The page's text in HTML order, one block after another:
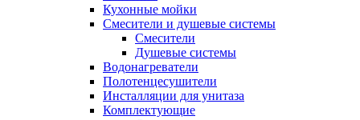
Кухонные мойки
Смесители и душевые системы
Смесители
Душевые системы
Водонагреватели
Полотенцесушители
Инсталляции для унитаза
Комплектующие